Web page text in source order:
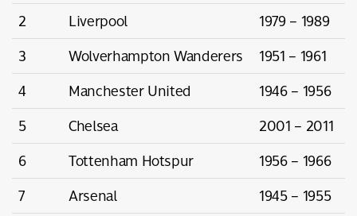
2
Liverpool
1979 – 1989
3
Wolverhampton Wanderers
1951 – 1961
4
Manchester United
1946 – 1956
5
Chelsea
2001 – 2011
6
Tottenham Hotspur
1956 – 1966
7
Arsenal
1945 – 1955